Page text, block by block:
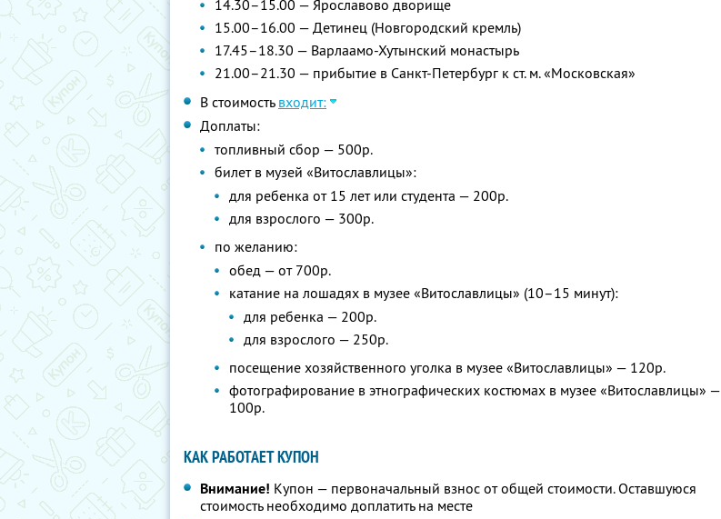
14.30–15.00 — Ярославово дворище
15.00–16.00 — Детинец (Новгородский кремль)
17.45–18.30 — Варлаамо-Хутынский монастырь
21.00–21.30 — прибытие в Санкт-Петербург к ст. м. «Московская»
В стоимость входит:
Доплаты:
топливный сбор — 500р.
билет в музей «Витославлицы»:
для ребенка от 15 лет или студента — 200р.
для взрослого — 300р.
по желанию:
обед — от 700р.
катание на лошадях в музее «Витославлицы» (10–15 минут):
для ребенка — 200р.
для взрослого — 250р.
посещение хозяйственного уголка в музее «Витославлицы» — 120р.
фотографирование в этнографических костюмах в музее «Витославлицы» —
100р.
КАК РАБОТАЕТ КУПОН
Внимание! Купон — первоначальный взнос от общей стоимости. Оставшуюся
стоимость необходимо доплатить на месте